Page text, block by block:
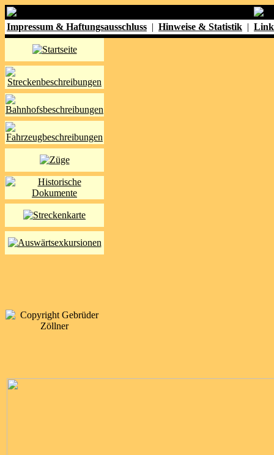
Impressum & Haftungsausschluss | Hinweise & Statistik |